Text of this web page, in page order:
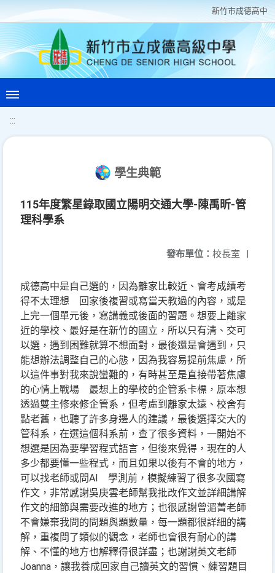
新竹巿成德高中
:::
學生典範
115年度繁星錄取國立陽明交通大學-陳禹昕-管
理科學系
發布單位： 校長室 |
成德高中是自己選的，因為離家比較近、會考成績考
得不太理想 回家後複習或寫當天教過的內容，或是
上完一個單元後，寫講義或後面的習題。想要上離家
近的學校、最好是在新竹的國立，所以只有清、交可
以選，遇到困難就算不想面對，最後還是會遇到，只
能想辦法調整自己的心態，因為我容易提前焦慮，所
以這件事對我來說蠻難的，有時甚至是直接帶著焦慮
的心情上戰場 最想上的學校的企管系卡標，原本想
透過雙主修來修企管系，但考慮到離家太遠、校舍有
點老舊，也聽了許多身邊人的建議，最後選擇交大的
管科系，在選這個科系前，查了很多資料，一開始不
想選是因為要學習程式語言，但後來覺得，現在的人
多少都要懂一些程式，而且如果以後有不會的地方，
可以找老師或問AI 學測前，模擬練習了很多次國寫
作文，非常感謝吳庚雲老師幫我批改作文並詳細講解
作文的細節與需要改進的地方；也很感謝曾湄菁老師
不會嫌棄我問的問題與題數量，每一題都很詳細的講
解，重複問了類似的觀念，老師也會很有耐心的講
解、不懂的地方也解釋得很詳盡；也謝謝英文老師
Joanna，讓我養成回家自己讀英文的習慣、練習題目